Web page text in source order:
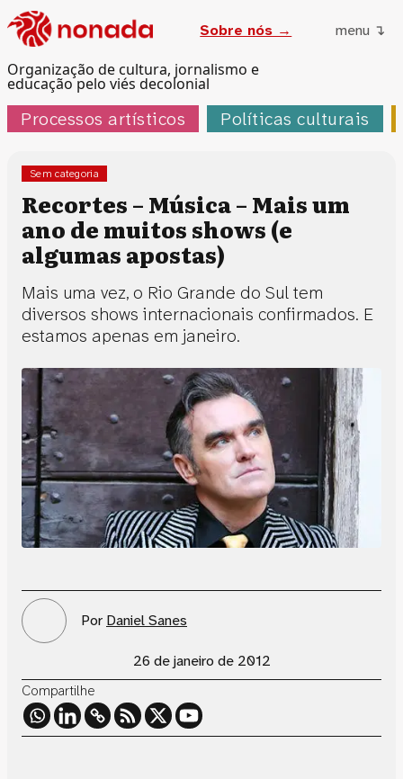
Organização de cultura, jornalismo e
educação pelo viés decolonial
Sobre nós → menu ↴
Processos artísticos Políticas culturais
Sem categoria
Recortes – Música – Mais um
ano de muitos shows (e
algumas apostas)
Mais uma vez, o Rio Grande do Sul tem
diversos shows internacionais confirmados. E
estamos apenas em janeiro.
Por Daniel Sanes
26 de janeiro de 2012
Compartilhe